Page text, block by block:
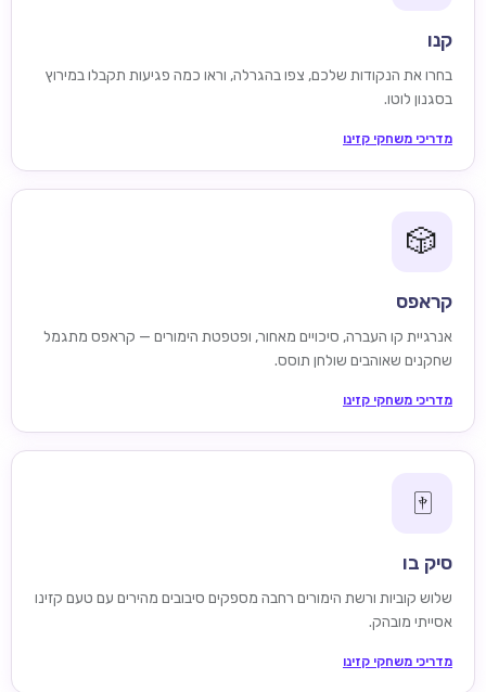
קנו
בחרו את הנקודות שלכם, צפו בהגרלה, וראו כמה פגיעות תקבלו במירוץ
בסגנון לוטו.
מדריכי משחקי קזינו
🎲
קראפס
אנרגיית קו העברה, סיכויים מאחור, ופטפטת הימורים — קראפס מתגמל
שחקנים שאוהבים שולחן תוסס.
מדריכי משחקי קזינו
🀄
סיק בו
שלוש קוביות ורשת הימורים רחבה מספקים סיבובים מהירים עם טעם קזינו
אסייתי מובהק.
מדריכי משחקי קזינו